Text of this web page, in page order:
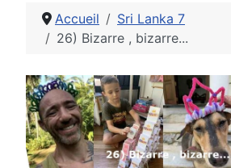
Accueil
Sri Lanka 7
26) Bizarre , bizarre...